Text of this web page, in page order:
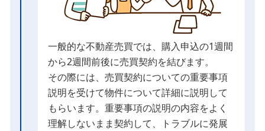
一般的な不動産売買では、購入申込の1週間
から2週間前後に売買契約を結びます。
その際には、売買契約についての重要事項
説明を受けて物件について詳細に説明して
もらいます。重要事項の説明の内容をよく
理解しないまま契約して、トラブルに発展